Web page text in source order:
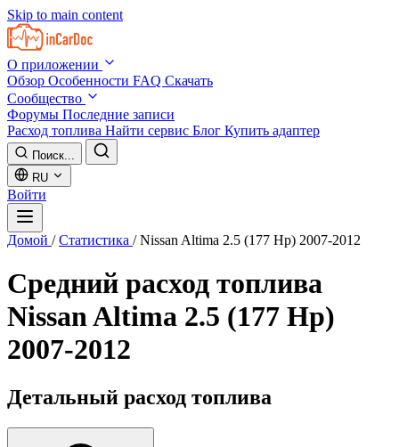
Skip to main content
О приложении
Обзор Особенности FAQ Скачать
Сообщество
Форумы Последние записи
Расход топлива Найти сервис Блог Купить адаптер
Поиск...
RU
Войти
Домой / Статистика / Nissan Altima 2.5 (177 Hp) 2007-2012
Средний расход топлива
Nissan Altima 2.5 (177 Hp)
2007-2012
Детальный расход топлива